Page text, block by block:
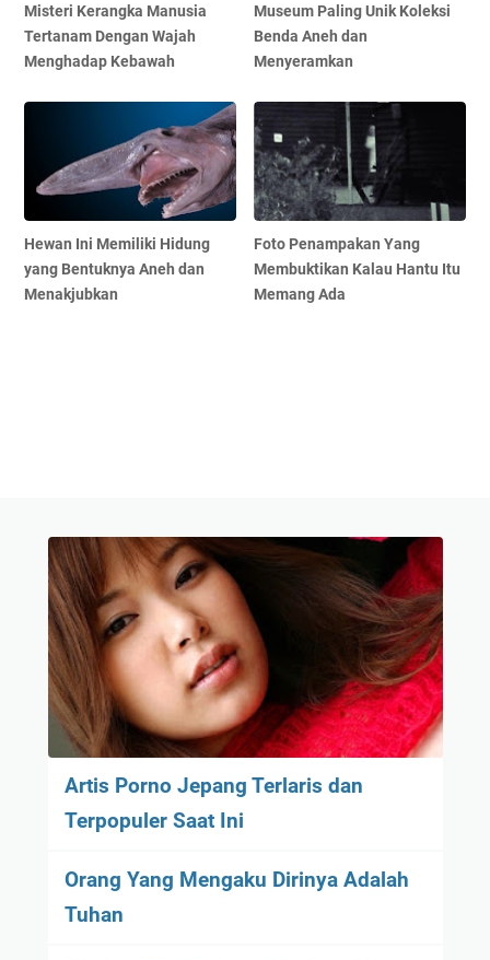
Misteri Kerangka Manusia
Tertanam Dengan Wajah
Menghadap Kebawah
Museum Paling Unik Koleksi
Benda Aneh dan
Menyeramkan
Hewan Ini Memiliki Hidung
yang Bentuknya Aneh dan
Menakjubkan
Foto Penampakan Yang
Membuktikan Kalau Hantu Itu
Memang Ada
Artis Porno Jepang Terlaris dan
Terpopuler Saat Ini
Orang Yang Mengaku Dirinya Adalah
Tuhan